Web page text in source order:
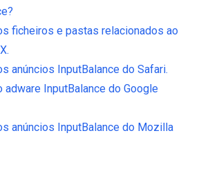
ficheiros e pastas relacionados ao
anúncios InputBalance do Safari.
adware InputBalance do Google
anúncios InputBalance do Mozilla